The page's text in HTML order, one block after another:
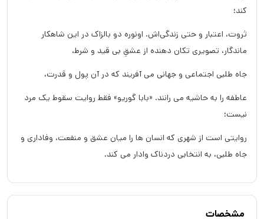
کند؛
ثروت، اعتبار و حتی زندگی‌اش. اونوره دو بالزاک در این شاهکار
ماندگار، تصویری تکان‌ دهنده از عشقِ بی‌ قید و شرط،
جاه‌ طلبی اجتماعی و جهانی می‌ آفریند که در آن پول و قدرت،
عاطفه را به حاشیه می‌ رانند. «بابا گوریو» فقط روایت سقوط یک مرد
نیست؛
روایتی است از شهری که انسان‌ ها را میان عشق و منفعت، وفاداری و
جاه‌ طلبی، به انتخابی دردناک وادار می‌ کند.
مشخصات